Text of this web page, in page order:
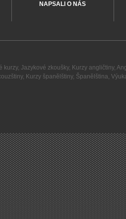
NAPSALI O NÁS
kurzy, Jazykové zkoušky, Kurzy angličtiny,
, Kurzy španělštiny, Španělština,